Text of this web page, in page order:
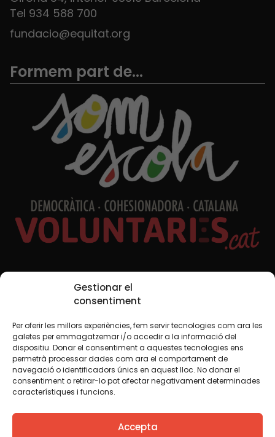
Gestionar el
consentiment
Per oferir les millors experiències, fem servir tecnologies com ara les
galetes per emmagatzemar i/o accedir a la informació del
dispositiu. Donar el consentiment a aquestes tecnologies ens
permetrà processar dades com ara el comportament de
navegació o identificadors únics en aquest lloc. No donar el
consentiment o retirar-lo pot afectar negativament determinades
característiques i funcions.
Accepta
Tel 934 588 700
fundacio@equitat.org
Formem part de...
Xarxes Socials
TWT YTB IG FB IN
Avís legalPolítica de cookies
Creiem que el coneixement s’ha de compartir. Per això
fem servir una llicència Creative Commons, llevat que en